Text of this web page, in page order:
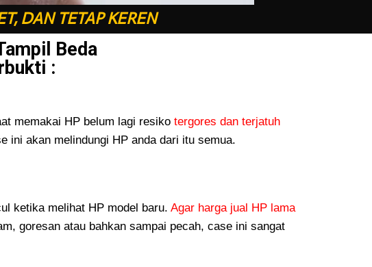
DAN TETAP KEREN
Beda
:
memakai HP belum lagi resiko tergores dan terjatuh
ini akan melindungi HP anda dari itu semua.
ketika melihat HP model baru. Agar harga jual HP lama
goresan atau bahkan sampai pecah, case ini sangat